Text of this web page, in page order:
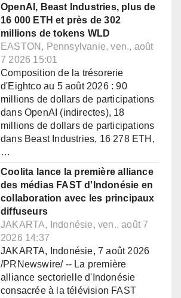
OpenAI, Beast Industries, plus de
16 000 ETH et près de 302
millions de tokens WLD
EASTON, Pennsylvanie, ven., août
7 2026 15:01
Composition de la trésorerie
d'Eightco au 5 août 2026 : 90
millions de dollars de participations
dans OpenAI (indirectes), 18
millions de dollars de participations
dans Beast Industries, 16 278 ETH,
…
Coolita lance la première alliance
des médias FAST d'Indonésie en
collaboration avec les principaux
diffuseurs
JAKARTA, Indonésie, ven., août 7
2026 14:37
JAKARTA, Indonésie, 7 août 2026
/PRNewswire/ -- La première
alliance sectorielle d'Indonésie
consacrée à la télévision FAST